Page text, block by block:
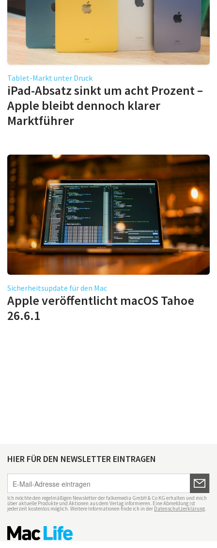
Tablet-Markt unter Druck
iPad-Absatz sinkt um acht Prozent –
Apple bleibt dennoch klarer
Marktführer
Sicherheitsupdate für den Mac
Apple veröffentlicht macOS Tahoe
26.6.1
HIER FÜR DEN NEWSLETTER EINTRAGEN
Ich möchte den regelmäßigen Newsletter der falkemedia GmbH & Co KG erhalten und mich
über aktuelle Produkte und Aktionen aus dem Verlag informieren. Eine Abmeldung ist
jederzeit kostenlos möglich. Weitere Informationen finde ich in der Datenschutzerklärung.